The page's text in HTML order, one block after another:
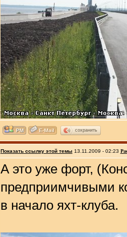
сохранить
Показать ссылку этой темы 13.11.2009 - 02:23
А это уже форт,
предприимчивыми
в начало яхт-клуба.